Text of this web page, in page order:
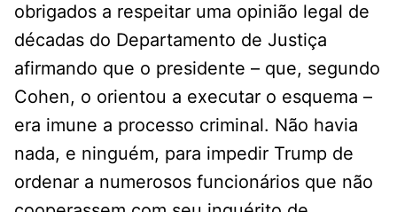
obrigados a respeitar uma opinião legal de
décadas do Departamento de Justiça
afirmando que o presidente – que, segundo
Cohen, o orientou a executar o esquema –
era imune a processo criminal. Não havia
nada, e ninguém, para impedir Trump de
ordenar a numerosos funcionários que não